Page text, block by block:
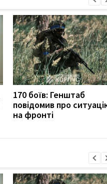
170 боїв: Генштаб
повідомив про
на фронті